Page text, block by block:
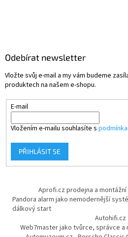
Odebírat newsletter
Vložte svůj e-mail a my vám budeme
produktech na našem e-shopu.
E-mail
Vložením e-mailu souhlasíte s
PŘIHLÁSIT SE
Aprofi.cz prodejna a
Pandora alarm jako nemodernější
dálkový start
Autohifi.cz
Web7master jako tvůrce, správce